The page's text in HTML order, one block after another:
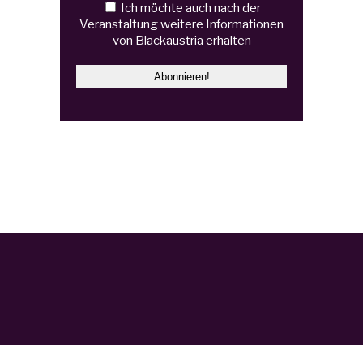
Ich möchte auch nach der
Veranstaltung weitere Informationen
von Blackaustria erhalten